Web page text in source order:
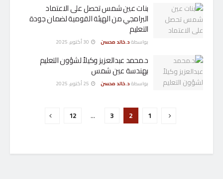
بنات عين شمس تحصل على الاعتماد
البرامجي من الهيئة القومية لضمان جودة
التعليم
بواسطةد.خالد محسن
د.محمد عبدالعزيز وكيلاً لشؤون التعليم
بهندسة عين شمس
بواسطةد.خالد محسن
1
2
3
…
12